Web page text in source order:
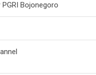
PGRI Bojonegoro